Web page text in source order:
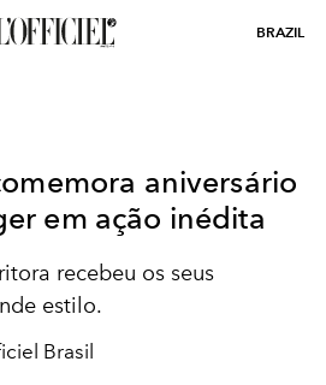
BRAZIL
aniversário
em ação inédita
recebeu os seus
estilo.
Brasil